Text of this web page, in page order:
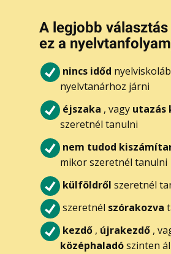
A legjobb
ez a
nincs időd
nyelvtanárhoz járni
éjszaka , vagy utazás
szeretnél tanulni
nem tudod
mikor szeretnél tanulni
külföldről szeretnél
szeretnél szórakozva
kezdő , újrakezdő ,
középhaladó szinten